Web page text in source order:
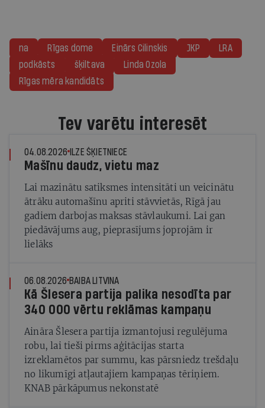
na Rīgas dome Einārs Cilinskis JKP
LRA
podkāsts
šķiltava
Linda Ozola
Rīgas mēra kandidāts
Tev varētu interesēt
04.08.2026 ILZE ŠĶIETNIECE
Mašīnu daudz, vietu maz
Lai mazinātu satiksmes intensitāti un veicinātu
ātrāku automašīnu apriti stāvvietās, Rīgā jau
gadiem darbojas maksas stāvlaukumi. Lai gan
piedāvājums aug, pieprasījums joprojām ir
lielāks
06.08.2026 BAIBA LITVINA
Kā Šlesera partija palika nesodīta par
340 000 vērtu reklāmas kampaņu
Aināra Šlesera partija izmantojusi regulējuma
robu, lai tieši pirms aģitācijas starta
izreklamētos par summu, kas pārsniedz trešdaļu
no likumīgi atļautajiem kampaņas tēriņiem.
KNAB pārkāpumus nekonstatē